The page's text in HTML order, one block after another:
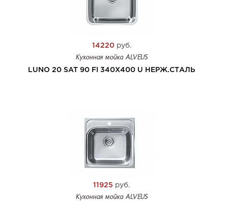
14220руб.
Кухонная мойка ALVEUS
LUNO 20 SAT 90 FI 340X400 U НЕРЖ.СТАЛЬ
11925 руб.
Кухонная мойка ALVEUS